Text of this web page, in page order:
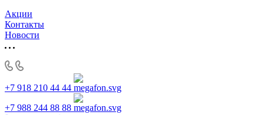
Акции
Контакты
Новости
+7 918 210 44 44
+7 988 244 88 88